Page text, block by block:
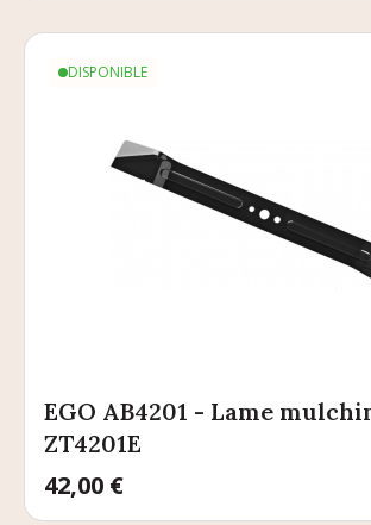
DISPONIBLE
EGO AB4201 - Lame
ZT4201E
Prix
42,00 €